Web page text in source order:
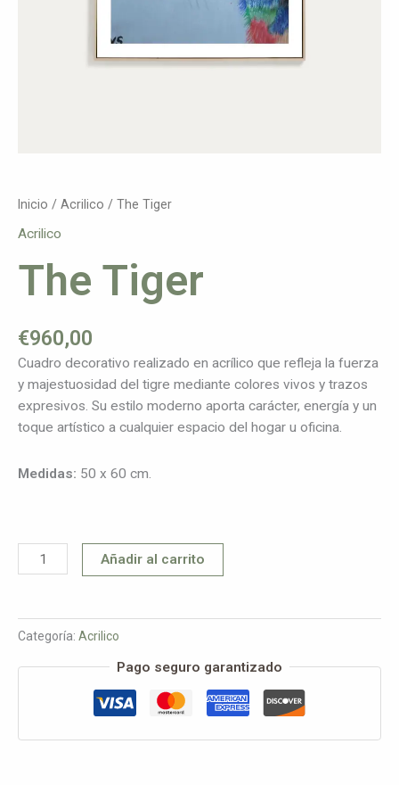
Inicio / Acrilico / The Tiger
Acrilico
The Tiger
€960,00
Cuadro decorativo realizado en acrílico que refleja la fuerza
y majestuosidad del tigre mediante colores vivos y trazos
expresivos. Su estilo moderno aporta carácter, energía y un
toque artístico a cualquier espacio del hogar u oficina.
Medidas: 50 x 60 cm.
Añadir al carrito
Categoría: Acrilico
Pago seguro garantizado